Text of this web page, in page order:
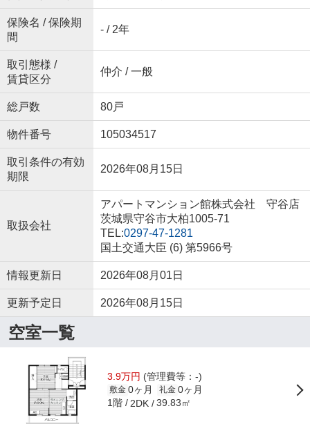
保険名 / 保険期
間
- / 2年
取引態様 /
賃貸区分
仲介 / 一般
総戸数 80戸
物件番号 105034517
取引条件の有効
期限
2026年08月15日
取扱会社
アパートマンション館株式会社 守谷店
茨城県守谷市大柏1005-71
TEL:0297-47-1281
国土交通大臣 (6) 第5966号
情報更新日 2026年08月01日
更新予定日 2026年08月15日
空室一覧
3.9万円 (管理費等：-)
敷金 0ヶ月 礼金 0ヶ月
1階 2DK 39.83㎡